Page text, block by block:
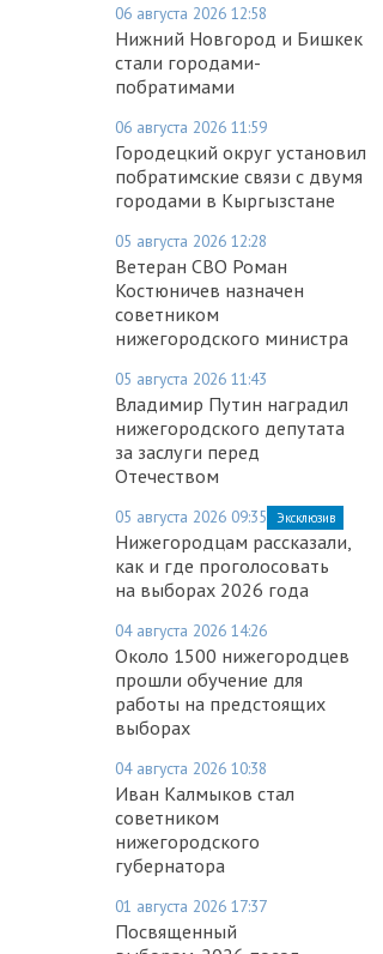
06 августа 2026 12:58
Нижний Новгород и Бишкек
стали городами-
побратимами
06 августа 2026 11:59
Городецкий округ установил
побратимские связи с двумя
городами в Кыргызстане
05 августа 2026 12:28
Ветеран СВО Роман
Костюничев назначен
советником
нижегородского министра
05 августа 2026 11:43
Владимир Путин наградил
нижегородского депутата
за заслуги перед
Отечеством
05 августа 2026 09:35 Эксклюзив
Нижегородцам рассказали,
как и где проголосовать
на выборах 2026 года
04 августа 2026 14:26
Около 1500 нижегородцев
прошли обучение для
работы на предстоящих
выборах
04 августа 2026 10:38
Иван Калмыков стал
советником
нижегородского
губернатора
01 августа 2026 17:37
Посвященный